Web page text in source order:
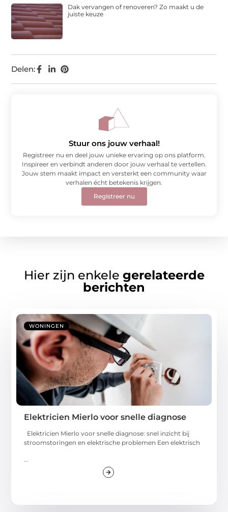
Delen:
Dak vervangen of renoveren? Zo maakt u de
juiste keuze
Stuur ons jouw verhaal!
Registreer nu en deel jouw unieke ervaring op ons platform.
Inspireer en verbindt anderen door jouw verhaal te vertellen.
Jouw stem maakt impact en versterkt een community waar
verhalen écht betekenis krijgen.
Registreer nu
Hier zijn enkele gerelateerde
berichten
WONINGEN
Elektricien Mierlo voor snelle diagnose
Elektricien Mierlo voor snelle diagnose: snel inzicht bij
stroomstoringen en elektrische problemen Een elektrisch